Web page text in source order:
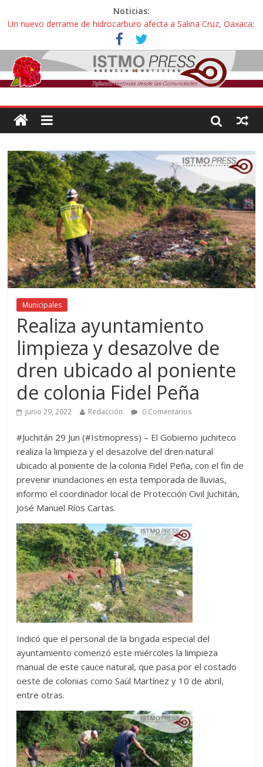
Noticias:
Un nuevo derrame de hidrocarburo afecta a Salina Cruz, Oaxaca;
ahora pescadores de Salinas del Marqués denuncian daños de
Pemex
Ángel, el joven autista expulsado por la Universidad Bienestar de
Ixtepec, Oaxaca vuelve a las aulas tras amparo
Familiares de periodista Alejandro Leyva se reúnen con titular de
intelectuales de su asesinato
Alertan pescadores de Juchitán, Oaxaca de nuevo despojo de su
Pescadores y comuneros ikoots detienen la extracción ilegal de
material pétreo de gravera Oyamel
Municipales
Realiza ayuntamiento
limpieza y desazolve de
dren ubicado al poniente
de colonia Fidel Peña
junio 29, 2022 Redacción 0 Comentarios
#Juchitán 29 Jun (#Istmopress) – El Gobierno juchiteco
realiza la limpieza y el desazolve del dren natural
ubicado al poniente de la colonia Fidel Peña, con el fin de
prevenir inundaciones en esta temporada de lluvias,
informo el coordinador local de Protección Civil Juchitán,
José Manuel Ríos Cartas.
Indicó que el personal de la brigada especial del
ayuntamiento comenzó este miércoles la limpieza
manual de este cauce natural, que pasa por el costado
oeste de colonias como Saúl Martínez y 10 de abril,
entre otras.